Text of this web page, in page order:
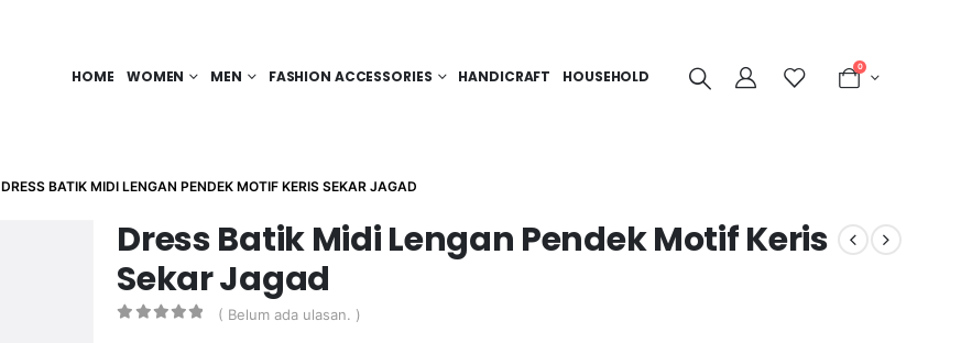
HOME WOMEN MEN FASHION ACCESSORIES HANDICRAFT HOUSEHOLD
0
DRESS BATIK MIDI LENGAN PENDEK MOTIF KERIS SEKAR JAGAD
Dress Batik Midi Lengan Pendek Motif Keris
Sekar Jagad
( Belum ada ulasan. )